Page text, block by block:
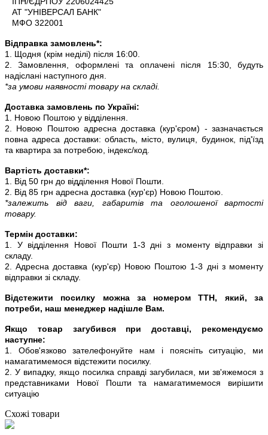
АТ "УНІВЕРСАЛ БАНК"
МФО 322001
Відправка замовлень*:
1. Щодня (крім неділі) після 16:00.
2. Замовлення, оформлені та оплачені після 15:30, будуть
надіслані наступного дня.
*за умови наявності товару на складі.
Доставка замовлень по Україні:
1. Новою Поштою у відділення.
2. Новою Поштою адресна доставка (кур'єром) - зазначається
повна адреса доставки: область, місто, вулиця, будинок, під'їзд
та квартира за потребою, індекс/код.
Вартість доставки*:
1. Від 50 грн до відділення Нової Пошти.
2. Від 85 грн адресна доставка (кур'єр) Новою Поштою.
*залежить від ваги, габаритів та оголошеної вартості
товару.
Термін доставки:
1. У відділення Нової Пошти 1-3 дні з моменту відправки зі
складу.
2. Адресна доставка (кур'єр) Новою Поштою 1-3 дні з моменту
відправки зі складу.
Відстежити посилку можна за номером ТТН, який, за
потреби, наш менеджер надішле Вам.
Якщо товар загубився при доставці, рекомендуємо
наступне:
1. Обов'язково зателефонуйте нам і поясніть ситуацію, ми
намагатимемося відстежити посилку.
2. У випадку, якщо посилка справді загубилася, ми зв'яжемося з
представниками Нової Пошти та намагатимемося вирішити
ситуацію
Схожі товари